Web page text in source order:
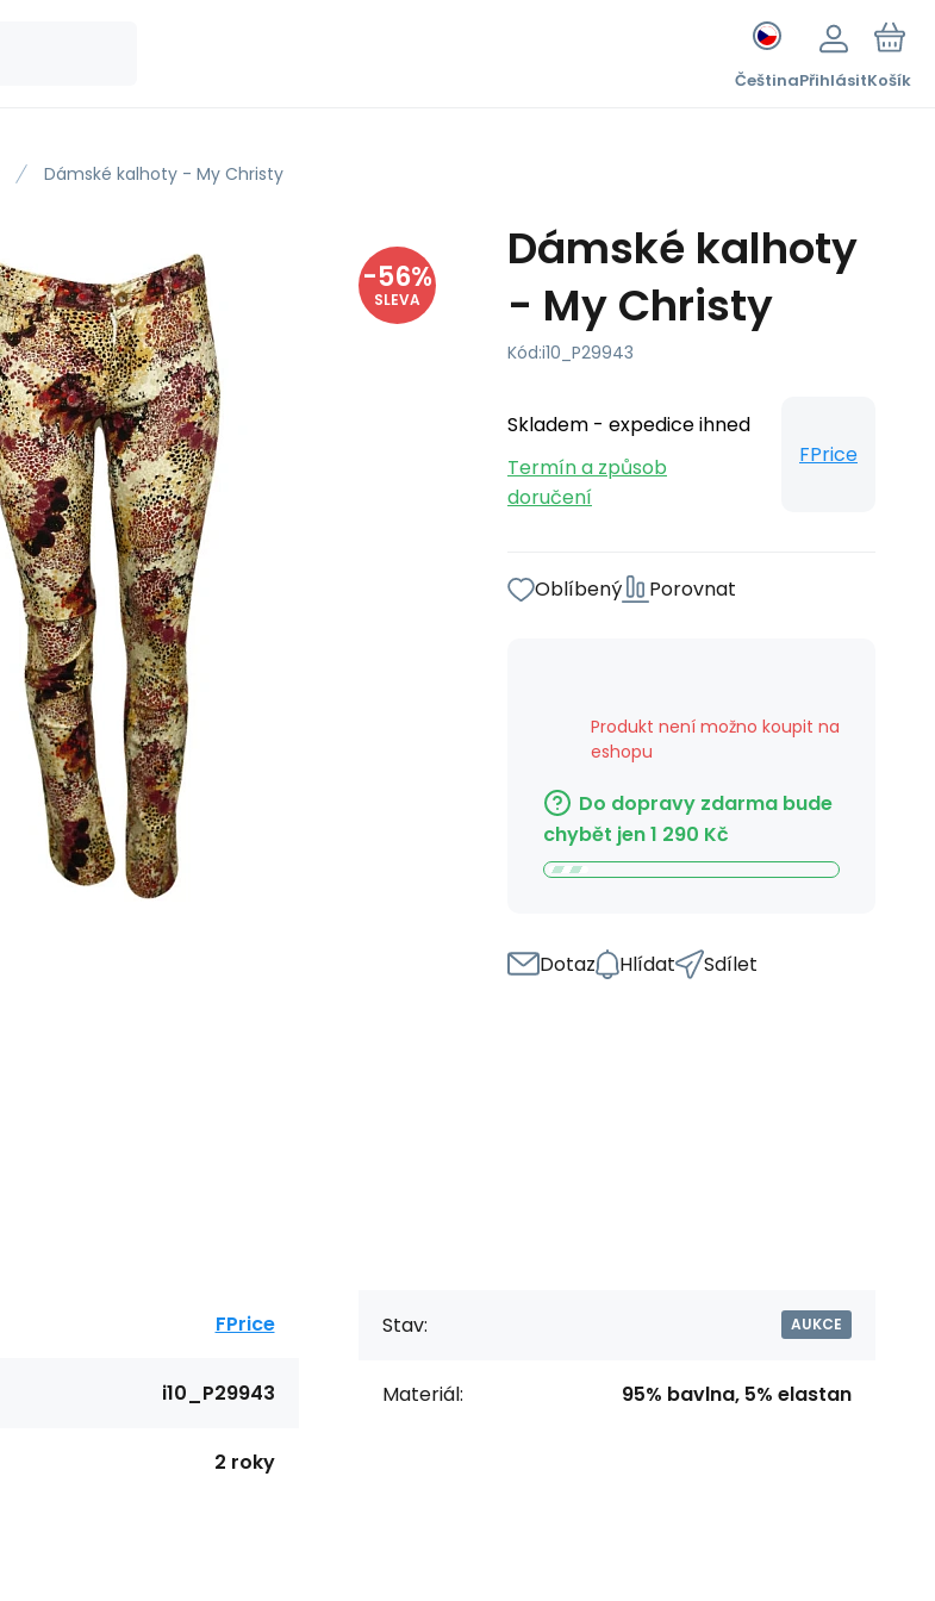
ČeštinaPřihlásitKošík
Dámské kalhoty - My Christy
-56%
SLEVA
Dámské kalhoty
- My Christy
Kód:i10_P29943
Skladem - expedice ihned
Termín a způsob
doručení
FPrice
Oblíbený Porovnat
Produkt není možno koupit na
eshopu
Do dopravy zdarma bude
chybět jen1 290 Kč
Dotaz Hlídat Sdílet
FPrice
i10_P29943
2 roky
Stav: AUKCE
Materiál: 95% bavlna, 5% elastan